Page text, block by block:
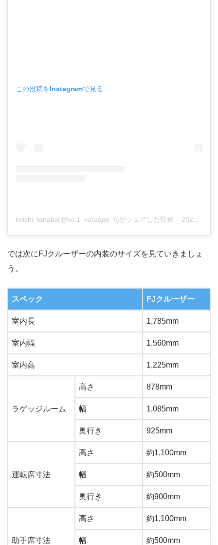
この投稿をInstagramで見る
koichi_tanaka(@ko.1_karaage_fj)がシェアした投稿 – 2020年 8月月29日午前2時52分PDT
では次にFJクルーザーの内装のサイズを見ていきましょ
う。
スペック FJクルーザー
室内長 1,785mm
室内幅 1,560mm
室内高 1,225mm
ラゲッジルーム
高さ 878mm
幅 1,085mm
奥行き 925mm
運転席寸法
高さ 約1,100mm
幅 約500mm
奥行き 約900mm
助手席寸法
高さ 約1,100mm
幅 約500mm